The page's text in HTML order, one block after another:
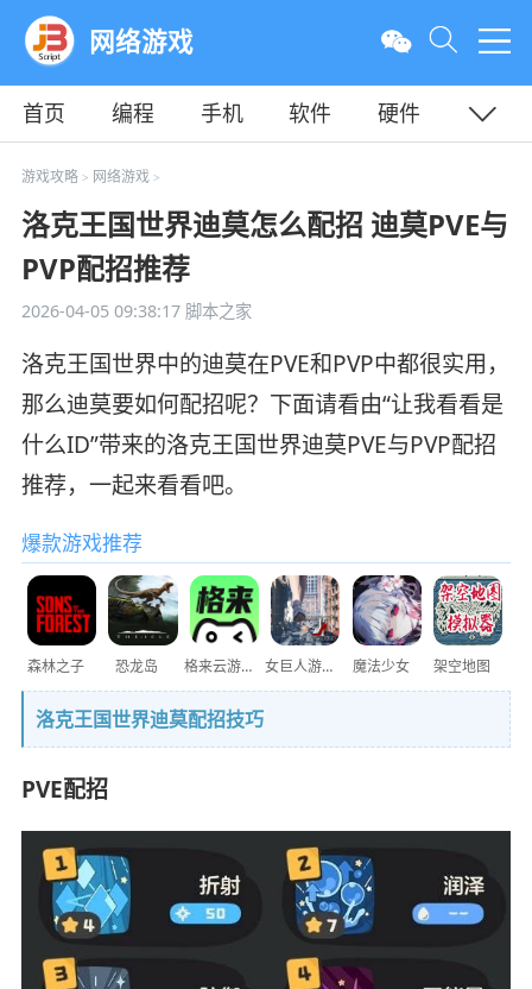
网络游戏
首页 编程 手机 软件
硬件
教程
平面
游戏攻略> 网络游戏>
洛克王国世界迪莫怎么配招 迪莫PVE与
PVP配招推荐
2026-04-05 09:38:17脚本之家
洛克王国世界中的迪莫在PVE和PVP中都很实用，
那么迪莫要如何配招呢？下面请看由“让我看看是
什么ID”带来的洛克王国世界迪莫PVE与PVP配招
推荐，一起来看看吧。
爆款游戏推荐
森林之子 恐龙岛 格来云游戏 女巨人游乐场 魔法少女 架空地图
洛克王国世界迪莫配招技巧
PVE配招